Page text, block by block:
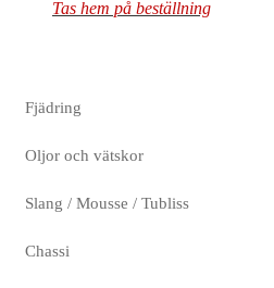
Tas hem på beställning
Fjädring
Oljor och vätskor
Slang / Mousse / Tubliss
Chassi